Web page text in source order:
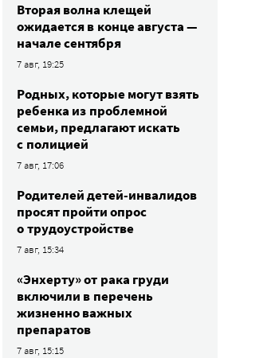
Вторая волна клещей
ожидается в конце августа —
начале сентября
7 авг, 19:25
Родных, которые могут взять
ребенка из проблемной
семьи, предлагают искать
с полицией
7 авг, 17:06
Родителей детей-инвалидов
просят пройти опрос
о трудоустройстве
7 авг, 15:34
«Энхерту» от рака груди
включили в перечень
жизненно важных
препаратов
7 авг, 15:15